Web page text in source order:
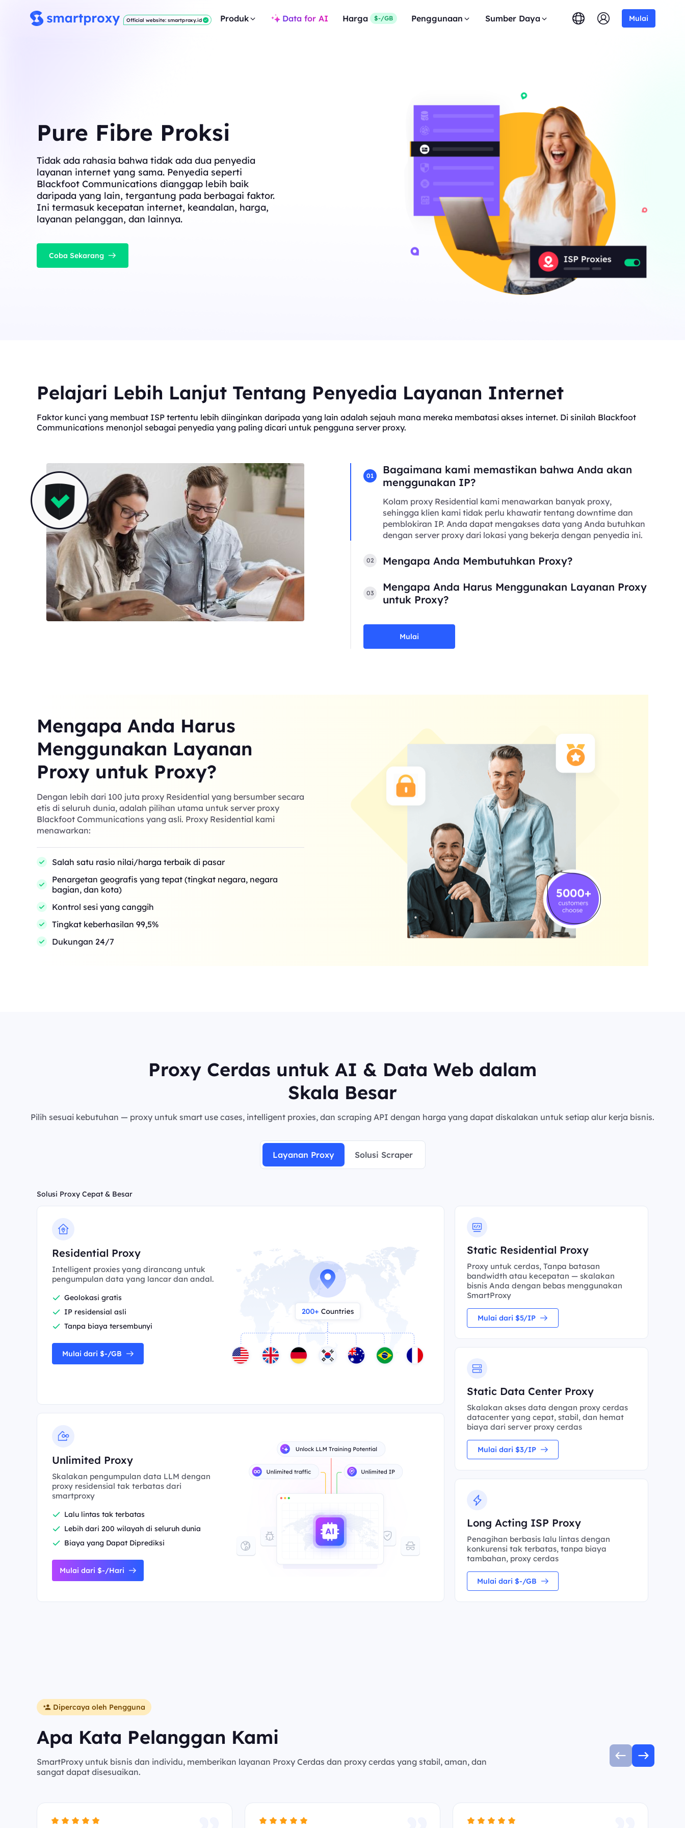
Official website: smartproxy.id Produk Data for AI Harga $-/GB Penggunaan Sumber Daya Mulai
Pure Fibre Proksi
Tidak ada rahasia bahwa tidak ada dua penyedia
layanan internet yang sama. Penyedia seperti
Blackfoot Communications dianggap lebih baik
daripada yang lain, tergantung pada berbagai faktor.
Ini termasuk kecepatan internet, keandalan, harga,
layanan pelanggan, dan lainnya.
Coba Sekarang
Pelajari Lebih Lanjut Tentang Penyedia Layanan Internet
Faktor kunci yang membuat ISP tertentu lebih diinginkan daripada yang lain adalah sejauh mana mereka membatasi akses internet. Di sinilah Blackfoot
Communications menonjol sebagai penyedia yang paling dicari untuk pengguna server proxy.
01
Bagaimana kami memastikan bahwa Anda akan
menggunakan IP?
Kolam proxy Residential kami menawarkan banyak proxy,
sehingga klien kami tidak perlu khawatir tentang downtime dan
pemblokiran IP. Anda dapat mengakses data yang Anda butuhkan
dengan server proxy dari lokasi yang bekerja dengan penyedia ini.
02 Mengapa Anda Membutuhkan Proxy?
03
Mengapa Anda Harus Menggunakan Layanan Proxy
untuk Proxy?
Mulai
Mengapa Anda Harus
Menggunakan Layanan
Proxy untuk Proxy?
Dengan lebih dari 100 juta proxy Residential yang bersumber secara
etis di seluruh dunia, adalah pilihan utama untuk server proxy
Blackfoot Communications yang asli. Proxy Residential kami
menawarkan:
Salah satu rasio nilai/harga terbaik di pasar
Penargetan geografis yang tepat (tingkat negara, negara
bagian, dan kota)
Kontrol sesi yang canggih
Tingkat keberhasilan 99,5%
Dukungan 24/7
Proxy Cerdas untuk AI & Data Web dalam
Skala Besar
Pilih sesuai kebutuhan — proxy untuk smart use cases, intelligent proxies, dan scraping API dengan harga yang dapat diskalakan untuk setiap alur kerja bisnis.
Layanan Proxy Solusi Scraper
Solusi Proxy Cepat & Besar
Residential Proxy
Intelligent proxies yang dirancang untuk
pengumpulan data yang lancar dan andal.
Geolokasi gratis
IP residensial asli
Tanpa biaya tersembunyi
Mulai dari $-/GB
Unlimited Proxy
Skalakan pengumpulan data LLM dengan
proxy residensial tak terbatas dari
smartproxy
Lalu lintas tak terbatas
Lebih dari 200 wilayah di seluruh dunia
Biaya yang Dapat Diprediksi
Mulai dari $-/Hari
Static Residential Proxy
Proxy untuk cerdas, Tanpa batasan
bandwidth atau kecepatan — skalakan
bisnis Anda dengan bebas menggunakan
SmartProxy
Mulai dari $5/IP
Static Data Center Proxy
Skalakan akses data dengan proxy cerdas
datacenter yang cepat, stabil, dan hemat
biaya dari server proxy cerdas
Mulai dari $3/IP
Long Acting ISP Proxy
Penagihan berbasis lalu lintas dengan
konkurensi tak terbatas, tanpa biaya
tambahan, proxy cerdas
Mulai dari $-/GB
Dipercaya oleh Pengguna
Apa Kata Pelanggan Kami
SmartProxy untuk bisnis dan individu, memberikan layanan Proxy Cerdas dan proxy cerdas yang stabil, aman, dan
sangat dapat disesuaikan.